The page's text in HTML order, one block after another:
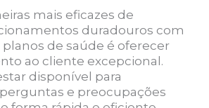
mais eficazes de
duradouros com
de saúde é oferecer
ao cliente excepcional.
disponível para
e preocupações